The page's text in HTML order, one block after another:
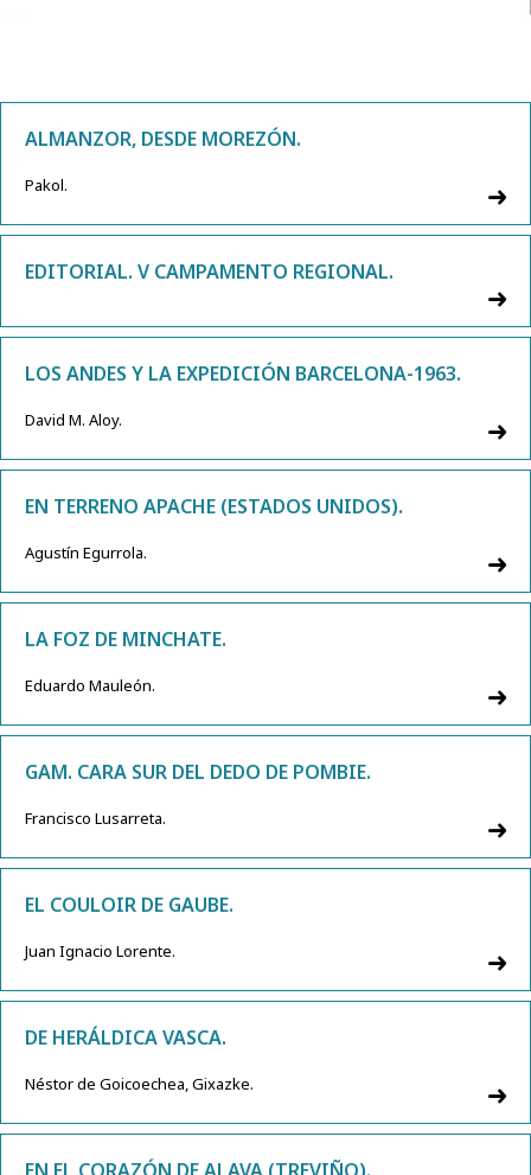
ALMANZOR, DESDE MOREZÓN.
Pakol.
EDITORIAL. V CAMPAMENTO REGIONAL.
LOS ANDES Y LA EXPEDICIÓN BARCELONA-1963.
David M. Aloy.
EN TERRENO APACHE (ESTADOS UNIDOS).
Agustín Egurrola.
LA FOZ DE MINCHATE.
Eduardo Mauleón.
GAM. CARA SUR DEL DEDO DE POMBIE.
Francisco Lusarreta.
EL COULOIR DE GAUBE.
Juan Ignacio Lorente.
DE HERÁLDICA VASCA.
Néstor de Goicoechea, Gixazke.